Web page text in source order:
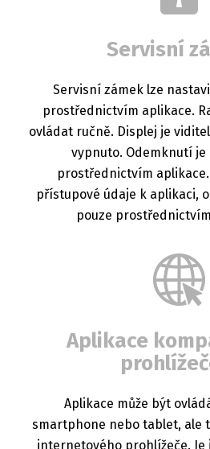
Servisní
Servisní zámek lze
prostřednictvím aplikace.
ovládat ručně. Displej je
vypnuto. Odemknutí je
prostřednictvím
přístupové údaje k aplikaci,
pouze
Aplikace
Aplikace může být
smartphone nebo tablet, ale
internetového prohlížeče.